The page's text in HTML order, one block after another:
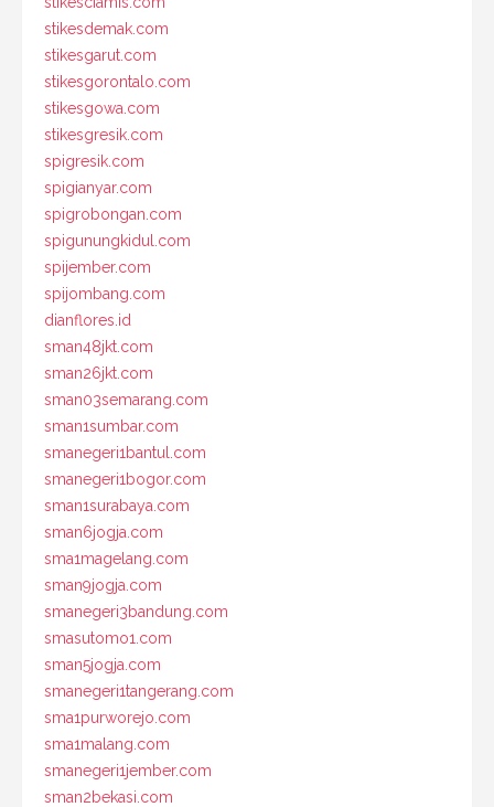
stikesdemak.com
stikesgarut.com
stikesgorontalo.com
stikesgowa.com
stikesgresik.com
spigresik.com
spigianyar.com
spigrobongan.com
spigunungkidul.com
spijember.com
spijombang.com
dianflores.id
sman48jkt.com
sman26jkt.com
sman03semarang.com
sman1sumbar.com
smanegeri1bantul.com
smanegeri1bogor.com
sman1surabaya.com
sman6jogja.com
sma1magelang.com
sman9jogja.com
smanegeri3bandung.com
smasutomo1.com
sman5jogja.com
smanegeri1tangerang.com
sma1purworejo.com
sma1malang.com
smanegeri1jember.com
sman2bekasi.com